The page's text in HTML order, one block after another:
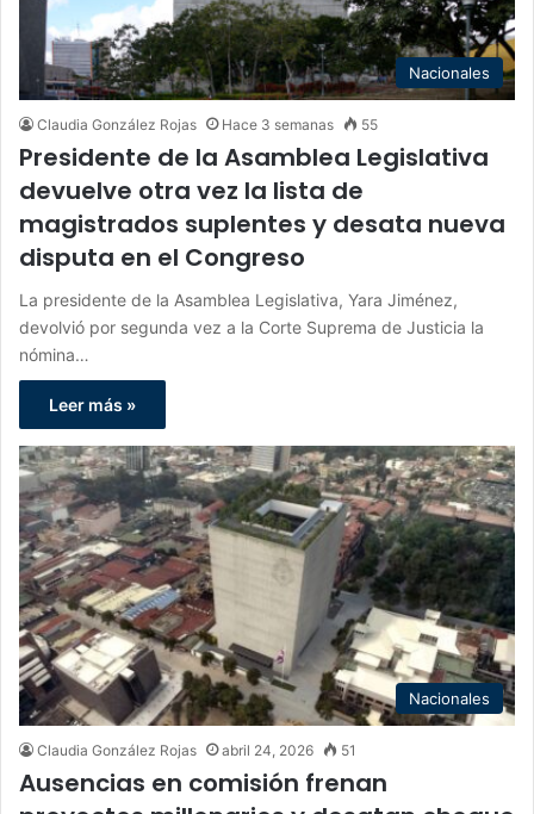
Nacionales
Claudia González Rojas Hace 3 semanas 55
Presidente de la Asamblea Legislativa
devuelve otra vez la lista de
magistrados suplentes y desata nueva
disputa en el Congreso
La presidente de la Asamblea Legislativa, Yara Jiménez,
devolvió por segunda vez a la Corte Suprema de Justicia la
nómina…
Leer más »
Nacionales
Claudia González Rojas abril 24, 2026 51
Ausencias en comisión frenan